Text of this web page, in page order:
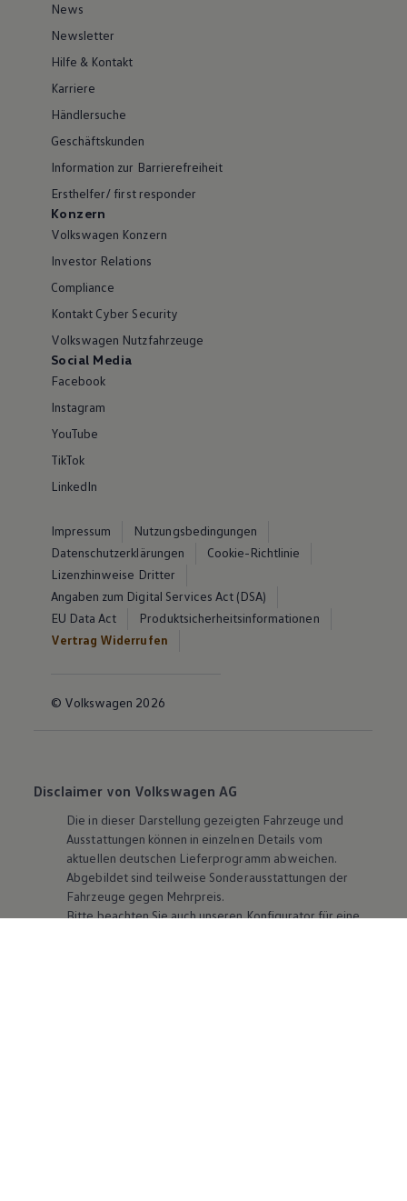
News
Newsletter
Hilfe & Kontakt
Karriere
Händlersuche
Geschäftskunden
Information zur Barrierefreiheit
Ersthelfer/ first responder
Konzern
Volkswagen Konzern
Investor Relations
Compliance
Kontakt Cyber Security
Volkswagen Nutzfahrzeuge
Social Media
Facebook
Instagram
YouTube
TikTok
LinkedIn
Impressum
Nutzungsbedingungen
Datenschutzerklärungen
Cookie-Richtlinie
Lizenzhinweise Dritter
Angaben zum Digital Services Act (DSA)
EU Data Act
Produktsicherheitsinformationen
Vertrag Widerrufen
© Volkswagen 2026
Disclaimer von Volkswagen AG
Die in dieser Darstellung gezeigten Fahrzeuge und
Ausstattungen können in einzelnen Details vom
aktuellen deutschen Lieferprogramm abweichen.
Abgebildet sind teilweise Sonderausstattungen der
Fahrzeuge gegen Mehrpreis.
Bitte beachten Sie auch unseren Konfigurator für eine